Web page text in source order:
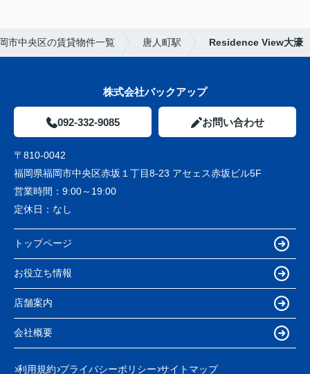
市中央区の賃貸物件一覧 唐人町駅 Residence View大濠
株式会社バックアップ
092-332-9085 お問い合わせ
〒810-0042
福岡県福岡市中央区赤坂１丁目8-23 アセェス赤坂ビル5F
営業時間： 9:00～19:00
定休日： なし
トップページ
お役立ち情報
店舗案内
会社概要
利用規約 プライバシーポリシー サイトマップ